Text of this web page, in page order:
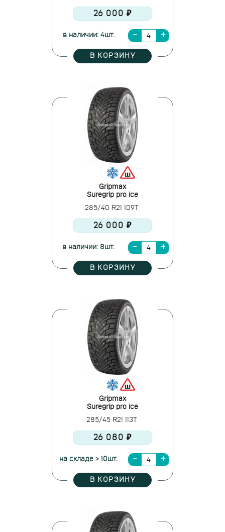
26 000 ₽
в наличии: 4шт.
В КОРЗИНУ
Gripmax
Suregrip pro ice
285/40 R21 109T
26 000 ₽
в наличии: 8шт.
В КОРЗИНУ
Gripmax
Suregrip pro ice
285/45 R21 113T
26 080 ₽
на складе > 10шт.
В КОРЗИНУ